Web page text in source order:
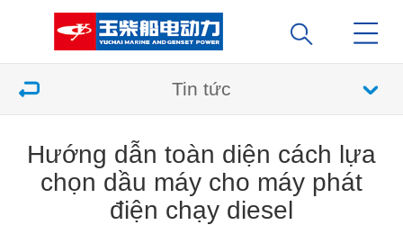
Tin tức
Hướng dẫn toàn diện cách lựa
chọn dầu máy cho máy phát
điện chạy diesel